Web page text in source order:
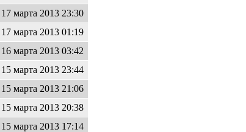
17 марта 2013 23:30
17 марта 2013 01:19
16 марта 2013 03:42
15 марта 2013 23:44
15 марта 2013 21:06
15 марта 2013 20:38
15 марта 2013 17:14